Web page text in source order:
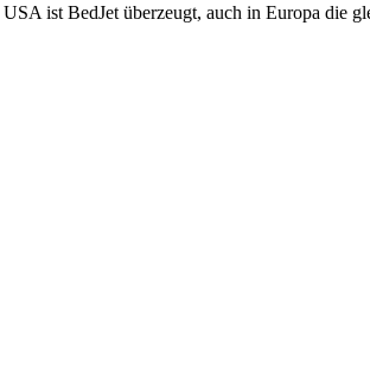
ist BedJet überzeugt, auch in Europa die